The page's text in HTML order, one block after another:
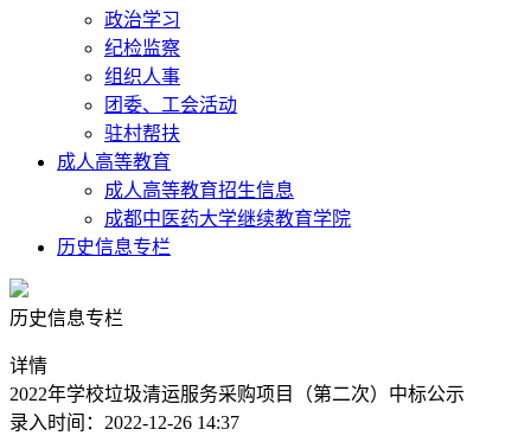
政治学习
纪检监察
组织人事
团委、工会活动
驻村帮扶
成人高等教育
成人高等教育招生信息
成都中医药大学继续教育学院
历史信息专栏
历史信息专栏
详情
2022年学校垃圾清运服务采购项目（第二次）中标公示
录入时间：2022-12-26 14:37